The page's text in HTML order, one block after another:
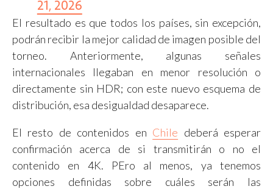
21, 2026
El resultado es que todos los países, sin excepción,
podrán recibir la mejor calidad de imagen posible del
torneo. Anteriormente, algunas señales
internacionales llegaban en menor resolución o
directamente sin HDR; con este nuevo esquema de
distribución, esa desigualdad desaparece.
El resto de contenidos en Chile deberá esperar
confirmación acerca de si transmitirán o no el
contenido en 4K. PEro al menos, ya tenemos
opciones definidas sobre cuáles serán las